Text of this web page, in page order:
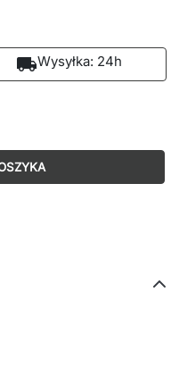
local_shippingWysyłka: 24h